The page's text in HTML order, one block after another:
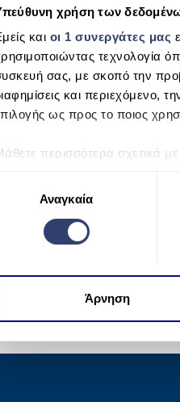
χρήση των
και οι 1 συνεργάτες μας
τεχνολογία
σας, με σκοπό την
και περιεχόμενο,
ως προς το ποιος
περισσότερα σχετικά
πάσα στιγμή από τη Δήλωση
Χρησιμοποιούμε cookie για
από μέρους σας χρήση των
Αναγκαία
Άρνηση
MX10
READ
(8)